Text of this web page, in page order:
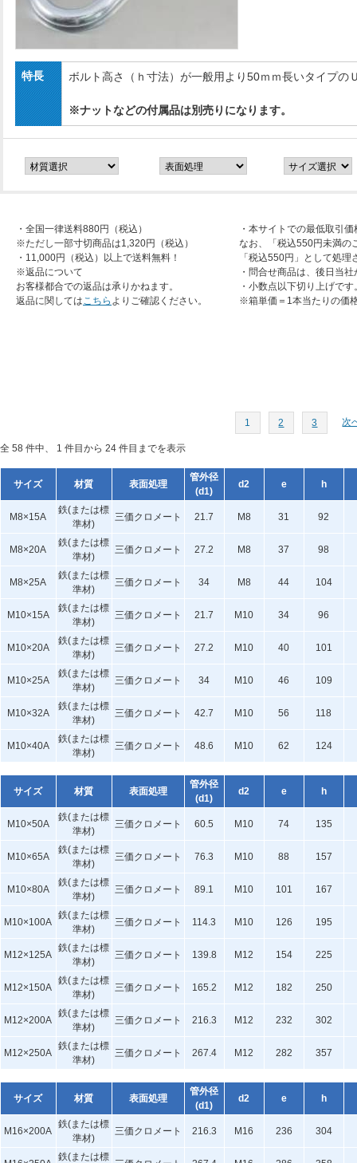
特長 ボルト高さ（ｈ寸法）が一般用より50ｍｍ長いタイプの
※ナットなどの付属品は別売りになります。
・全国一律送料880円（税込）
※ただし一部寸切商品は1,320円（税込）
・11,000円（税込）以上で送料無料！
※返品について
お客様都合での返品は承りかねます。
返品に関してはこちら よりご確認ください。
・本サイトでの最低取引
なお、「税込550円未満の
「税込550円」として処
・問合せ商品は、後日当
・小数点以下切り上げです
※箱単価＝1本当たりの価
1 2 3 次
全 58 件中、 1 件目から 24 件目までを表示
サイズ 材質 表面処理
管外径
(d1)
d2 e h
M8×15A
鉄(または標
準材)
三価クロメート 21.7 M8 31 92
M8×20A
鉄(または標
準材)
三価クロメート 27.2 M8 37 98
M8×25A
鉄(または標
準材)
三価クロメート 34 M8 44 104
M10×15A
鉄(または標
準材)
三価クロメート 21.7 M10 34 96
M10×20A
鉄(または標
準材)
三価クロメート 27.2 M10 40 101
M10×25A
鉄(または標
準材)
三価クロメート 34 M10 46 109
M10×32A
鉄(または標
準材)
三価クロメート 42.7 M10 56 118
M10×40A
鉄(または標
準材)
三価クロメート 48.6 M10 62 124
サイズ 材質 表面処理
管外径
(d1)
d2 e h
M10×50A
鉄(または標
準材)
三価クロメート 60.5 M10 74 135
M10×65A
鉄(または標
準材)
三価クロメート 76.3 M10 88 157
M10×80A
鉄(または標
準材)
三価クロメート 89.1 M10 101 167
M10×100A
鉄(または標
準材)
三価クロメート 114.3 M10 126 195
M12×125A
鉄(または標
準材)
三価クロメート 139.8 M12 154 225
M12×150A
鉄(または標
準材)
三価クロメート 165.2 M12 182 250
M12×200A
鉄(または標
準材)
三価クロメート 216.3 M12 232 302
M12×250A
鉄(または標
準材)
三価クロメート 267.4 M12 282 357
サイズ 材質 表面処理
管外径
(d1)
d2 e h
M16×200A
鉄(または標
準材)
三価クロメート 216.3 M16 236 304
鉄(または標